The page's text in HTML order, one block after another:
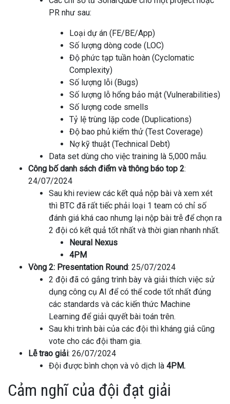
PR như sau:
Loại dự án (FE/BE/App)
Số lượng dòng code (LOC)
Độ phức tạp tuần hoàn (Cyclomatic
Complexity)
Số lượng lỗi (Bugs)
Số lượng lỗ hổng bảo mật (Vulnerabilities)
Số lượng code smells
Tỷ lệ trùng lặp code (Duplications)
Độ bao phủ kiểm thử (Test Coverage)
Nợ kỹ thuật (Technical Debt)
Data set dùng cho việc training là 5,000 mẫu.
Công bố danh sách điểm và thông báo top 2:
24/07/2024
Sau khi review các kết quả nộp bài và xem xét
thì BTC đã rất tiếc phải loại 1 team có chỉ số
đánh giá khá cao nhưng lại nộp bài trễ để chọn ra
2 đội có kết quả tốt nhất và thời gian nhanh nhất.
Neural Nexus
4PM
Vòng 2: Presentation Round: 25/07/2024
2 đội đã có gắng trình bày và giải thích việc sử
dụng công cụ AI để có thể code tốt nhất đúng
các standards và các kiến thức Machine
Learning để giải quyết bài toán trên.
Sau khi trình bài của các đội thì kháng giả cũng
vote cho các đội tham gia.
Lễ trao giải: 26/07/2024
Đội được bình chọn và vô dịch là 4PM.
Cảm nghĩ của đội đạt giải